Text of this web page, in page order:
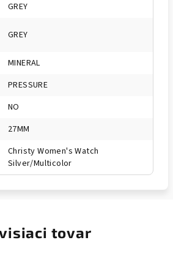
GREY
GREY
MINERAL
PRESSURE
NO
27MM
Christy Women's Watch
Silver/Multicolor
tovar